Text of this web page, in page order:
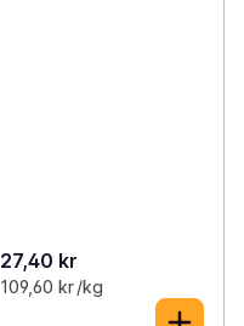
27,40 kr
109,60 kr /kg